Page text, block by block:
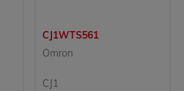
CJ1WTS561
Omron
CJ1